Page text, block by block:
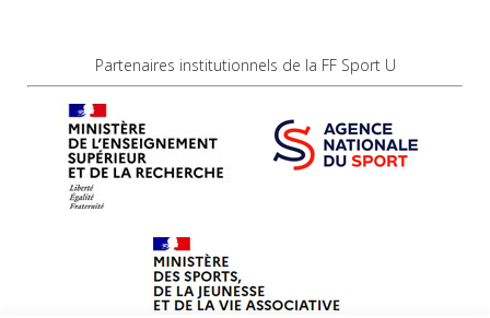
Partenaires institutionnels de la FF Sport U